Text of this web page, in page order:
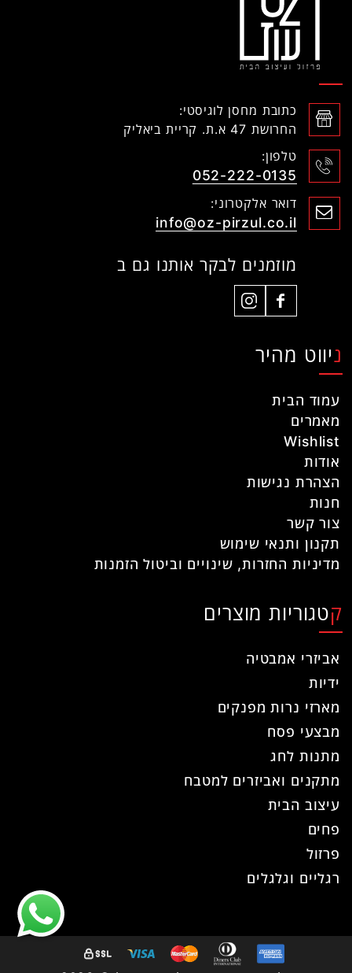
כתובת מחסן לוגיסטי:
החרושת 47 א.ת. קריית ביאליק
טלפון:
052-222-0135
דואר אלקטרוני:
info@oz-pirzul.co.il
מוזמנים לבקר אותנו גם ב
ניווט מהיר
עמוד הבית
מאמרים
Wishlist
אודות
הצהרת נגישות
חנות
צור קשר
תקנון ותנאי שימוש
מדיניות החזרות, שינויים וביטול הזמנות
קטגוריות מוצרים
אביזרי אמבטיה
ידיות
מארזי נרות מפנקים
מבצעי פסח
מתנות לחג
מתקנים ואביזרים למטבח
עיצוב הבית
פחים
פרזול
רגליים וגלגלים